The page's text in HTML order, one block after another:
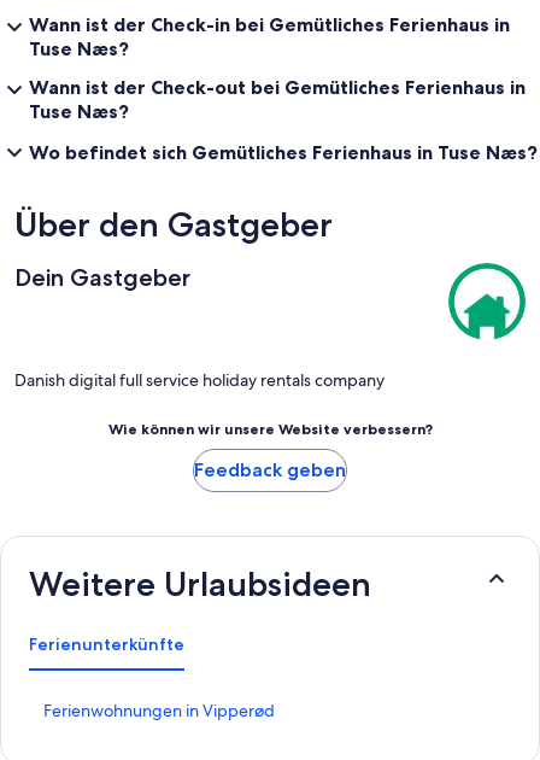
Wann ist der Check-in bei Gemütliches Ferienhaus in
Tuse Næs?
Wann ist der Check-out bei Gemütliches Ferienhaus in
Tuse Næs?
Wo befindet sich Gemütliches Ferienhaus in Tuse Næs?
Über den Gastgeber
Dein Gastgeber
Danish digital full service holiday rentals company
Wie können wir unsere Website verbessern?
Feedback geben
Weitere Urlaubsideen
Ferienunterkünfte
Ferienwohnungen in Vipperød
L